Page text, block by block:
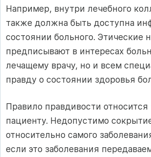
Например, внутри лечебного
также должна быть доступна
состоянии больного. Этические
предписывают в интересах
лечащему врачу, но и всем
правду о состоянии здоровья
Правило правдивости
пациенту. Недопустимо
относительно самого
если это заболевания